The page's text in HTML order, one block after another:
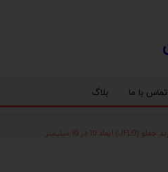
تماس با ما بلاگ